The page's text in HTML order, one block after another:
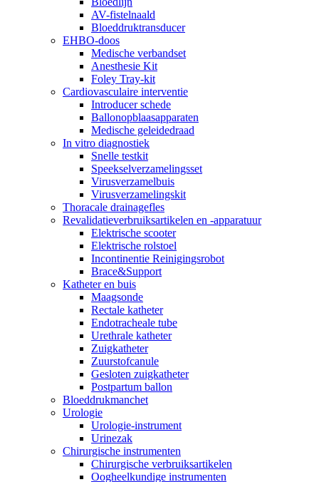
AV-fistelnaald
Bloeddruktransducer
EHBO-doos
Medische verbandset
Anesthesie Kit
Foley Tray-kit
Cardiovasculaire interventie
Introducer schede
Ballonopblaasapparaten
Medische geleidedraad
In vitro diagnostiek
Snelle testkit
Speekselverzamelingsset
Virusverzamelbuis
Virusverzamelingskit
Thoracale drainagefles
Revalidatieverbruiksartikelen en -apparatuur
Elektrische scooter
Elektrische rolstoel
Incontinentie Reinigingsrobot
Brace&Support
Katheter en buis
Maagsonde
Rectale katheter
Endotracheale tube
Urethrale katheter
Zuigkatheter
Zuurstofcanule
Gesloten zuigkatheter
Postpartum ballon
Bloeddrukmanchet
Urologie
Urologie-instrument
Urinezak
Chirurgische instrumenten
Chirurgische verbruiksartikelen
Oogheelkundige instrumenten